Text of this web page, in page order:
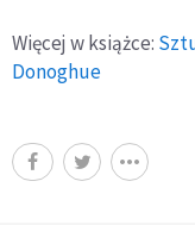
Więcej w książce:
Donoghue